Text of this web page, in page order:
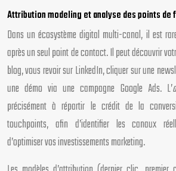
Attribution modeling et analyse des points
Dans un écosystème digital multi-canal, il est
après un seul point de contact. Il peut découvrir
blog, vous revoir sur LinkedIn, cliquer sur une
une démo via une campagne Google Ads. L’
précisément à répartir le crédit de la
touchpoints, afin d’identifier les canaux
d’optimiser vos investissements marketing.